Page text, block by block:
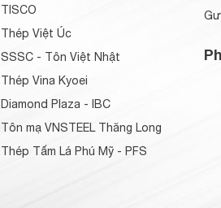
TISCO
Thép Việt Úc
SSSC - Tôn Việt Nhật
Thép Vina Kyoei
Diamond Plaza - IBC
Tôn mạ VNSTEEL Thăng Long
Thép Tấm Lá Phú Mỹ - PFS